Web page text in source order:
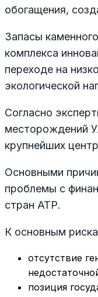
обогащения,
Запасы
комплекса
переходе на
экологической
Согласно
месторождений
крупнейших
Основными
проблемы с
стран АТР.
К основным
отсутствие
позиция